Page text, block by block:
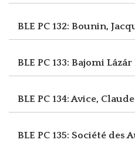
BLE PC 132: Bounin,
BLE PC 133: Bajomi
BLE PC 134: Avice, Claude
BLE PC 135: Société des